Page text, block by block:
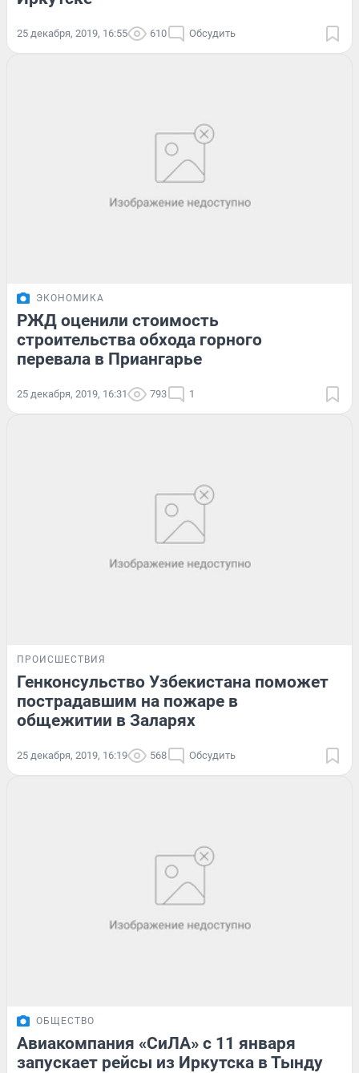
25 декабря, 2019, 16:55 610 Обсудить
ЭКОНОМИКА
РЖД оценили стоимость
строительства обхода горного
перевала в Приангарье
25 декабря, 2019, 16:31 793 1
ПРОИСШЕСТВИЯ
Генконсульство Узбекистана поможет
пострадавшим на пожаре в
общежитии в Заларях
25 декабря, 2019, 16:19 568 Обсудить
ОБЩЕСТВО
Авиакомпания «СиЛА» с 11 января
запускает рейсы из Иркутска в Тынду